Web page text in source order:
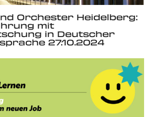
Orchester Heidelberg:
mit
in Deutscher
27.10.2024